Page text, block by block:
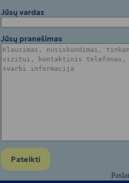
Jūsų vardas
Jūsų pranešimas